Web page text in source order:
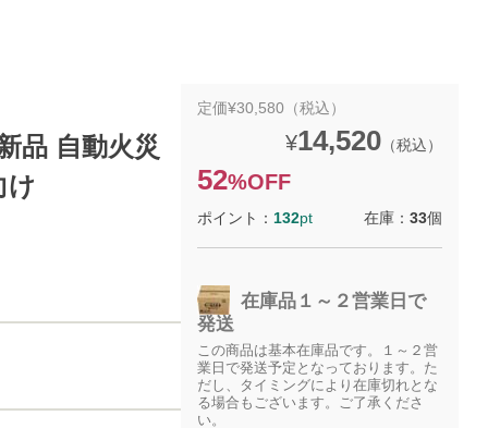
品 自動火災
け
定価¥30,580（税込）
¥14,520 （税込）
52%OFF
ポイント： 132pt 在庫：33個
在庫品１～２営業日で
発送
この商品は基本在庫品です。１～２営
業日で発送予定となっております。た
だし、タイミングにより在庫切れとな
る場合もございます。ご了承くださ
い。